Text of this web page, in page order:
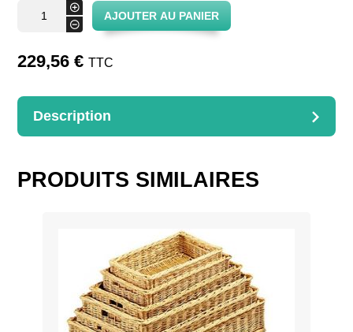
-
+
AJOUTER AU PANIER
229,56€ TTC
Description
ajouré.
PRODUITS SIMILAIRES